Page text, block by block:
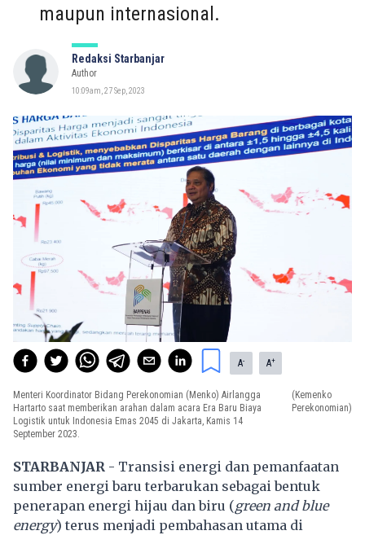
maupun internasional.
Redaksi Starbanjar
Author
10:09am, 27 Sep, 2023
A- A+
Menteri Koordinator Bidang Perekonomian (Menko) Airlangga
Hartarto saat memberikan arahan dalam acara Era Baru Biaya
Logistik untuk Indonesia Emas 2045 di Jakarta, Kamis 14
September 2023.
(Kemenko
Perekonomian)
STARBANJAR - Transisi energi dan pemanfaatan
sumber energi baru terbarukan sebagai bentuk
penerapan energi hijau dan biru (green and blue
energy) terus menjadi pembahasan utama di